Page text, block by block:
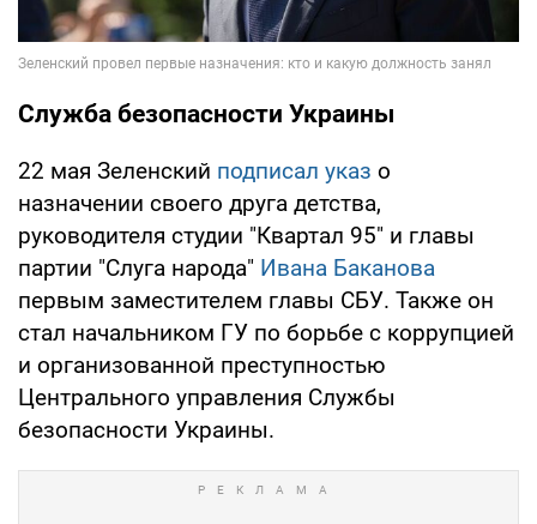
Служба безопасности Украины
22 мая Зеленский подписал указ о
назначении своего друга детства,
руководителя студии "Квартал 95" и главы
партии "Слуга народа" Ивана Баканова
первым заместителем главы СБУ. Также он
стал начальником ГУ по борьбе с коррупцией
и организованной преступностью
Центрального управления Службы
безопасности Украины.